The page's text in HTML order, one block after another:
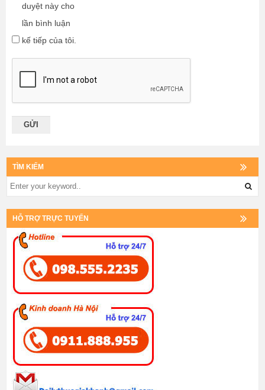
duyệt này cho
lần bình luận
kế tiếp của tôi.
TÌM KIẾM
HỖ TRỢ TRỰC TUYẾN